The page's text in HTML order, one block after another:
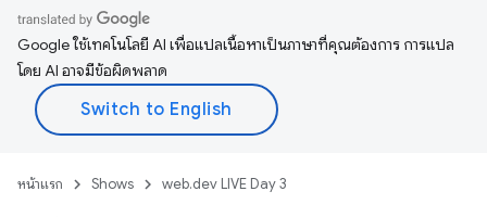
Google ใช้เทคโนโลยี AI เพื่อแปลเนื้อหาเป็นภาษาที่คุณต้องการ การแปล
โดย AI อาจมีข้อผิดพลาด
หน้าแรก Shows web.dev LIVE Day 3